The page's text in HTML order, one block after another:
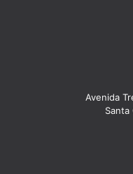
Avenida